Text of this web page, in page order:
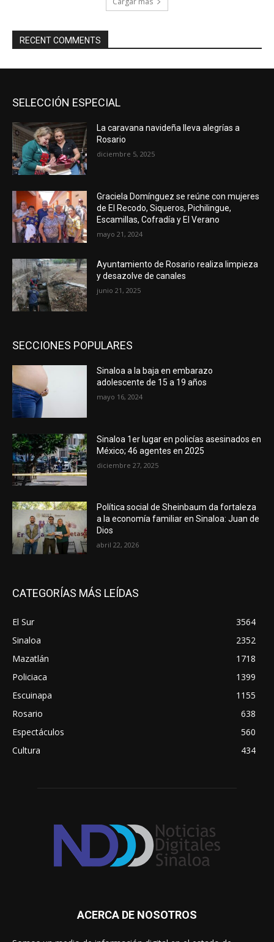
RECENT COMMENTS
SELECCIÓN ESPECIAL
La caravana navideña lleva alegrías a
Rosario
diciembre 5, 2025
Graciela Domínguez se reúne con mujeres
de El Recodo, Siqueros, Pichilingue,
Escamillas, Cofradía y El Verano
mayo 21, 2024
Ayuntamiento de Rosario realiza limpieza
y desazolve de canales
junio 21, 2025
SECCIONES POPULARES
Sinaloa a la baja en embarazo
adolescente de 15 a 19 años
mayo 16, 2024
Sinaloa 1er lugar en policías asesinados en
México; 46 agentes en 2025
diciembre 27, 2025
Política social de Sheinbaum da fortaleza
a la economía familiar en Sinaloa: Juan de
Dios
abril 22, 2026
CATEGORÍAS MÁS LEÍDAS
El Sur
3564
Sinaloa
2352
Mazatlán
1718
Policiaca
1399
Escuinapa
1155
Rosario
638
Espectáculos
560
Cultura
434
ACERCA DE NOSOTROS